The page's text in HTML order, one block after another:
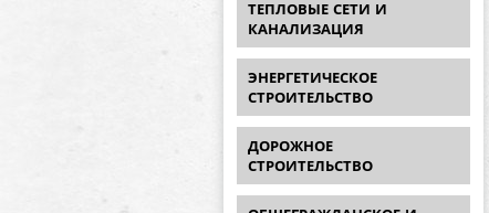
ТЕПЛОВЫЕ СЕТИ И
КАНАЛИЗАЦИЯ
ЭНЕРГЕТИЧЕСКОЕ
СТРОИТЕЛЬСТВО
ДОРОЖНОЕ
СТРОИТЕЛЬСТВО